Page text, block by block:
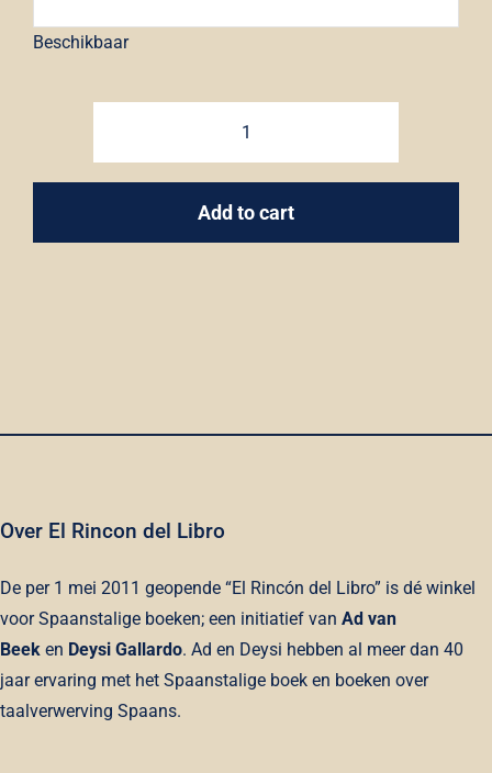
Beschikbaar
Het
van
teksten
Add to cart
Over El Rincon del Libro
De per 1 mei 2011 geopende “El Rincón del Libro” is dé winkel
voor Spaanstalige boeken; een initiatief van Ad van
Beeken Deysi Gallardo. Ad en Deysi hebben al meer dan 40
jaar ervaring met het Spaanstalige boek en boeken over
taalverwerving Spaans.